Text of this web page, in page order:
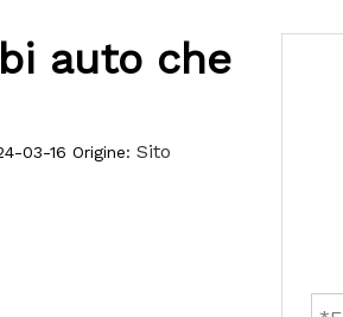
auto che
03-16 Origine: Sito